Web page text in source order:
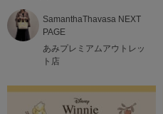
SamanthaThavasa NEXT
PAGE
あみプレミアムアウトレッ
ト店